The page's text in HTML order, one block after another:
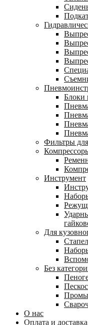
Блоки
Фильтры
Инструмент
Для
Без
О нас
Оплата и доставка